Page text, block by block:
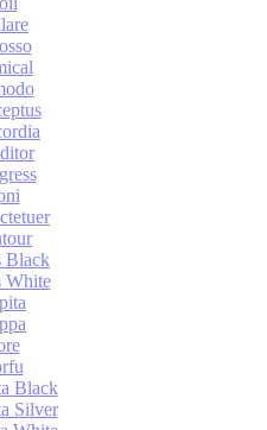
Black
White
Black
Silver